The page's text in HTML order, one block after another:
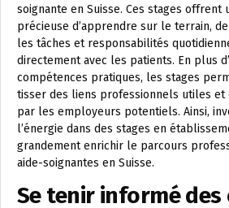
soignante en Suisse. Ces stages offrent
précieuse d’apprendre sur le terrain,
les tâches et responsabilités
directement avec les patients. En plus
compétences pratiques, les stages
tisser des liens professionnels utiles et
par les employeurs potentiels. Ainsi,
l’énergie dans des stages en
grandement enrichir le parcours
aide-soignantes en Suisse.
Se tenir informé